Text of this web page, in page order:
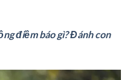
điềm báo gì? Đánh con